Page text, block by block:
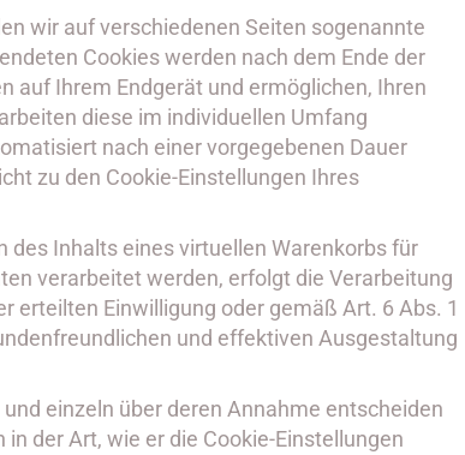
wir auf verschiedenen Seiten sogenannte
Cookies werden nach dem Ende der
auf Ihrem Endgerät und ermöglichen, Ihren
diese im individuellen Umfang
nach einer vorgegebenen Dauer
zu den Cookie-Einstellungen Ihres
des Inhalts eines virtuellen Warenkorbs für
verarbeitet werden, erfolgt die Verarbeitung
erteilten Einwilligung oder gemäß Art. 6 Abs. 1
und effektiven Ausgestaltung
einzeln über deren Annahme entscheiden
der Art, wie er die Cookie-Einstellungen